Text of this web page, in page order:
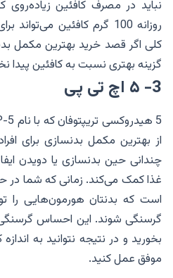
نباید در مصرف کافئین
روزانه 100 گرم کافئین
کلی اگر قصد خرید بهترین مکمل
گزینه بهتری نسبت به کافئین پیدا
3- ۵ اچ تی پی
از بهترین مکمل بدنسازی برای
چندانی حین بدنسازی یا دویدن
غذا کمک می‌کند. زمانی که شما
است که بدنتان هورمون‌هایی را
گرسنگی شوند. این احساس
بخورید و در نتیجه نتوانید به
موفق عمل کنید.